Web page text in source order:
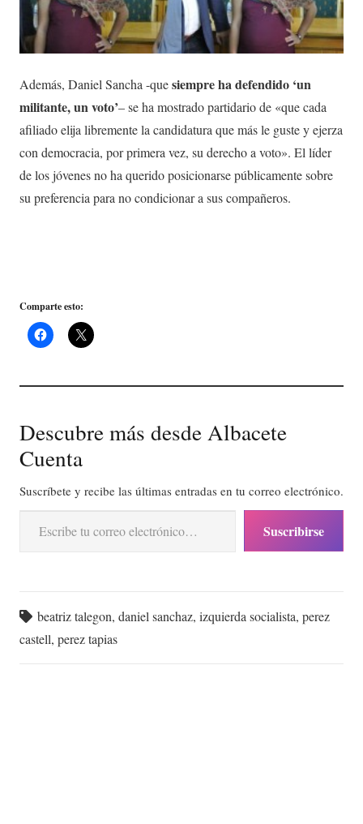
Además, Daniel Sancha -quesiempre ha defendido ‘un
militante, un voto’– se ha mostrado partidario de «que cada
afiliado elija libremente la candidatura que más le guste y ejerza
con democracia, por primera vez, su derecho a voto». El líder
de los jóvenes no ha querido posicionarse públicamente sobre
su preferencia para no condicionar a sus compañeros.
Comparte esto:
Descubre más desde Albacete
Cuenta
Suscríbete y recibe las últimas entradas en tu correo electrónico.
Escribe tu correo electrónico…
Suscribirse
beatriz talegon,daniel sanchaz,izquierda socialista,perez
castell, perez tapias